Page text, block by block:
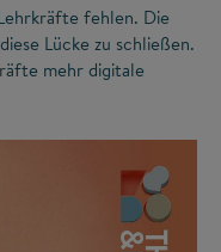
fehlen. Die
Lücke zu schließen.
mehr digitale